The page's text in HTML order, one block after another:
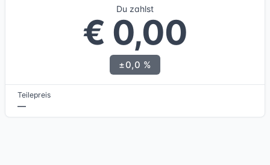
Du zahlst
€ 0,00
±0,0 %
Teilepreis
—